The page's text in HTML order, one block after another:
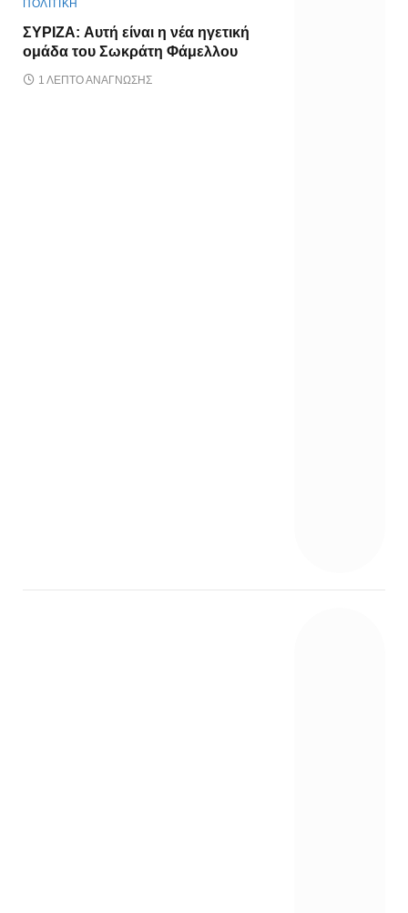
ΠΟΛΙΤΙΚΗ
ΣΥΡΙΖΑ: Αυτή είναι η νέα ηγετική
ομάδα του Σωκράτη Φάμελλου
1 ΛΕΠΤΌ ΑΝΆΓΝΩΣΗΣ